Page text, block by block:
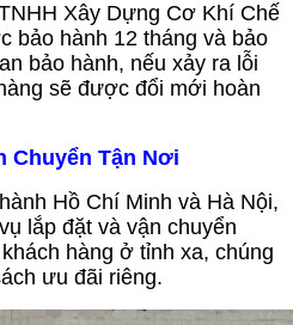
Xây Dựng Cơ Khí Chế
bảo hành 12 tháng và bảo
bảo hành, nếu xảy ra lỗi
sẽ được đổi mới hoàn
Chuyển Tận Nơi
Hồ Chí Minh và Hà Nội,
lắp đặt và vận chuyển
hàng ở tỉnh xa, chúng
ưu đãi riêng.